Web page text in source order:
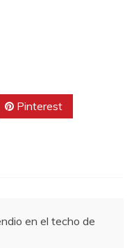
Pinterest
en el techo de